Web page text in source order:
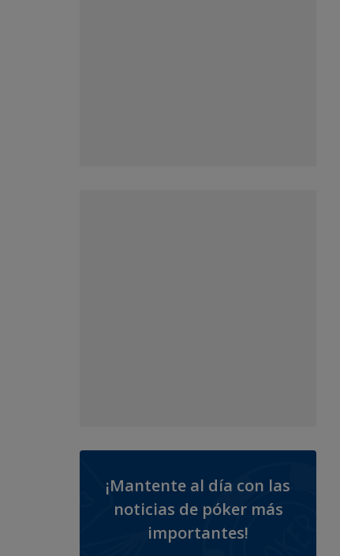
¡Mantente al día con las
noticias de póker más
importantes!